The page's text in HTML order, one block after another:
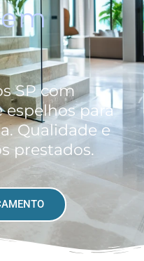
SP com
espelhos para
Qualidade e
prestados.